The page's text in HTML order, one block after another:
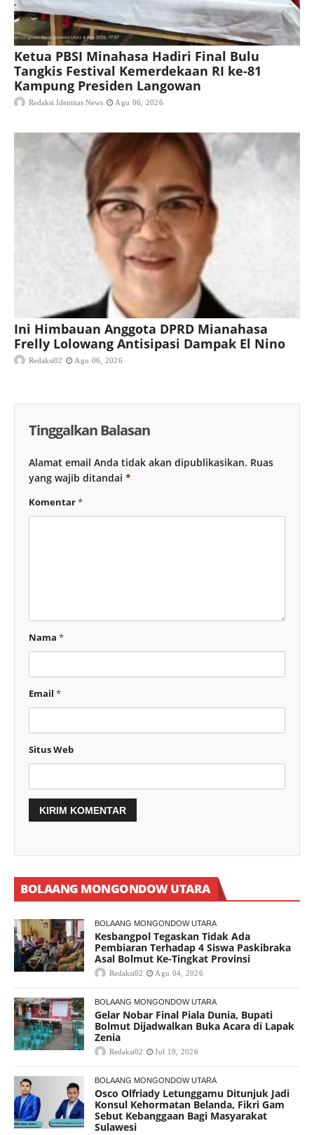
Ketua PBSI Minahasa Hadiri Final Bulu
Tangkis Festival Kemerdekaan RI ke-81
Kampung Presiden Langowan
Redaksi Identitas News Agu 06, 2026
Ini Himbauan Anggota DPRD Mianahasa
Frelly Lolowang Antisipasi Dampak El Nino
Redaksi02 Agu 06, 2026
Tinggalkan Balasan
Alamat email Anda tidak akan dipublikasikan. Ruas
yang wajib ditandai *
Komentar*
Nama *
Email *
Situs Web
BOLAANG MONGONDOW UTARA
BOLAANG MONGONDOW UTARA
Kesbangpol Tegaskan Tidak Ada
Pembiaran Terhadap 4 Siswa Paskibraka
Asal Bolmut Ke-Tingkat Provinsi
Redaksi02 Agu 04, 2026
BOLAANG MONGONDOW UTARA
Gelar Nobar Final Piala Dunia, Bupati
Bolmut Dijadwalkan Buka Acara di Lapak
Zenia
Redaksi02 Jul 19, 2026
BOLAANG MONGONDOW UTARA
Osco Olfriady Letunggamu Ditunjuk Jadi
Konsul Kehormatan Belanda, Fikri Gam
Sebut Kebanggaan Bagi Masyarakat
Sulawesi